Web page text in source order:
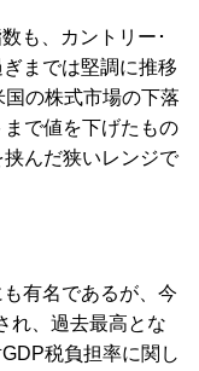
も、カントリー･
までは堅調に推移
の株式市場の下落
で値を下げたもの
んだ狭いレンジで
有名であるが、今
れ、過去最高とな
税負担率に関し